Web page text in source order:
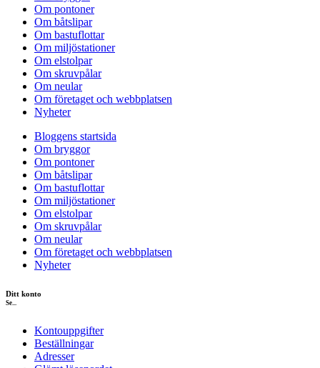
Om pontoner
Om båtslipar
Om bastuflottar
Om miljöstationer
Om elstolpar
Om skruvpålar
Om neular
Om företaget och webbplatsen
Nyheter
Bloggens startsida
Om bryggor
Om pontoner
Om båtslipar
Om bastuflottar
Om miljöstationer
Om elstolpar
Om skruvpålar
Om neular
Om företaget och webbplatsen
Nyheter
Ditt konto
Se...
Kontouppgifter
Beställningar
Adresser